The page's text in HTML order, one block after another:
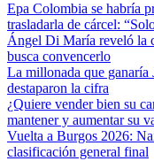
Epa Colombia se habría
trasladarla de cárcel:
Ángel Di María reveló la
busca convencerlo
La millonada que
destaparon la cifra
¿Quiere vender bien su
mantener y aumentar su
Vuelta a Burgos 2026:
clasificación general final